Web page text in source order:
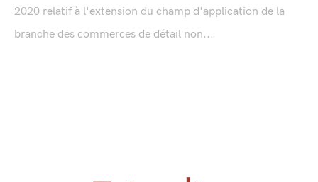
2020 relatif à l'extension du champ d'application de la
branche des commerces de détail non...